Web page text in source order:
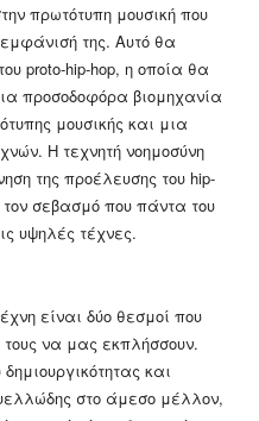
πρωτότυπη μουσική που
της. Αυτό θα
proto-hip-hop, η οποία θα
προσοδοφόρα βιομηχανία
μουσικής και μια
Η τεχνητή νοημοσύνη
της προέλευσης του hip-
σεβασμό που πάντα του
υψηλές τέχνες.
είναι δύο θεσμοί που
τους να μας εκπλήσσουν.
και
στο άμεσο μέλλον,